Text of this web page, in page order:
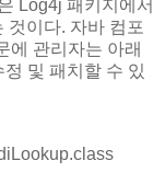
Log4j 패키지에서
것이다. 자바 컴포
에 관리자는 아래
및 패치할 수 있